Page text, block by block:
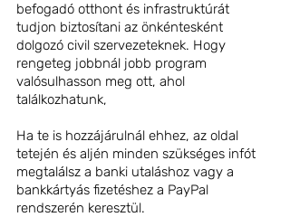
befogadó otthont és infrastruktúrát
tudjon biztosítani az önkéntesként
dolgozó civil szervezeteknek. Hogy
rengeteg jobbnál jobb program
valósulhasson meg ott, ahol
találkozhatunk,
Ha te is hozzájárulnál ehhez, az oldal
tetején és aljén minden szükséges infót
megtalálsz a banki utaláshoz vagy a
bankkártyás fizetéshez a PayPal
rendszerén keresztül.